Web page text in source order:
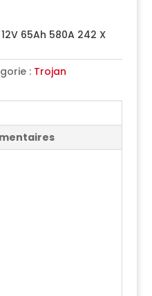
12V 65Ah 580A 242 X
: Trojan